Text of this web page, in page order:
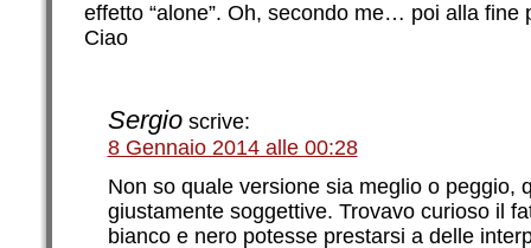
effetto “alone”. Oh, secondo me… poi alla fine
Ciao
Sergio scrive:
8 Gennaio 2014 alle 00:28
Non so quale versione sia meglio o peggio,
giustamente soggettive. Trovavo curioso il
bianco e nero potesse prestarsi a delle